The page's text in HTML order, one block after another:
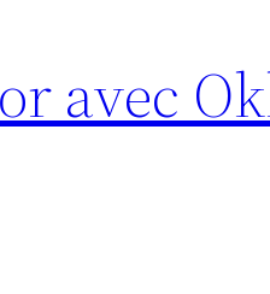
avec